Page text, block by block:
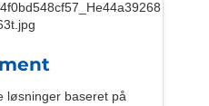
løsninger baseret på